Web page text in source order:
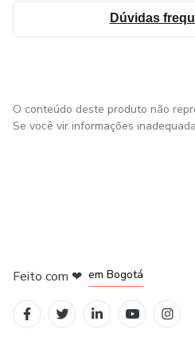
Dúvidas
O conteúdo deste produto não
Se você vir informações
Feito com ❤ em Bogotá